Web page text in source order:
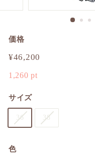
価格
通
価
¥46,200
1,260 pt
サイズ
36 38
色